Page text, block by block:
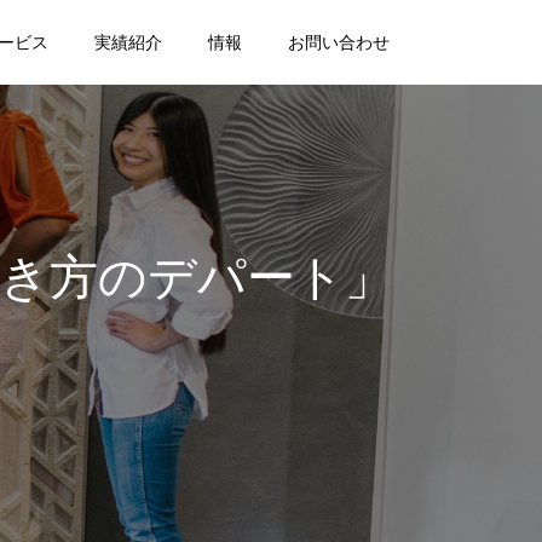
ビス 実績紹介 情報 お問い合わせ
方のデパート」